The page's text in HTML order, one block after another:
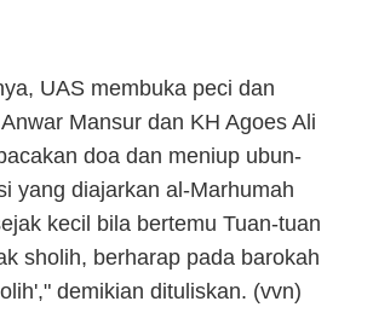
UAS membuka peci dan
Mansur dan KH Agoes Ali
doa dan meniup ubun-
yang diajarkan al-Marhumah
kecil bila bertemu Tuan-tuan
sholih, berharap pada barokah
demikian dituliskan. (vvn)